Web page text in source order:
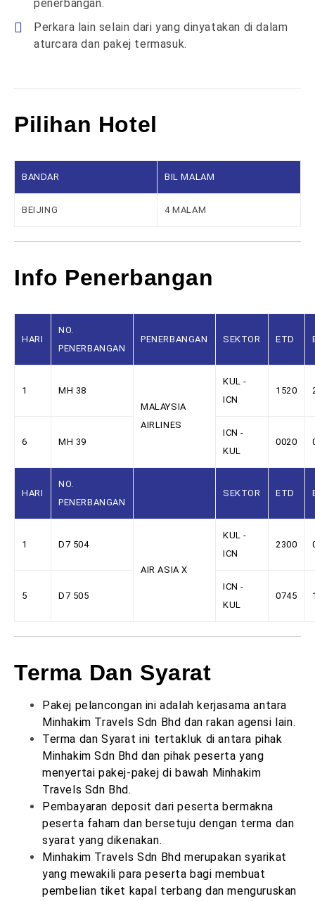
penerbangan.
Perkara lain selain dari yang dinyatakan di dalam
aturcara dan pakej termasuk.
Pilihan Hotel
BANDAR BIL MALAM
BEIJING 4 MALAM
Info Penerbangan
HARI
NO.
PENERBANGAN
PENERBANGAN SEKTOR ETD
1
MH 38
MALAYSIA
AIRLINES
KUL -
ICN
1520
6 MH 39
ICN -
KUL
0020
HARI
NO.
PENERBANGAN
SEKTOR ETD
1 D7 504
AIR ASIA X
KUL -
ICN
2300
5 D7 505
ICN -
KUL
0745
Terma Dan Syarat
Pakej pelancongan ini adalah kerjasama antara
Minhakim Travels Sdn Bhd dan rakan agensi lain.
Terma dan Syarat ini tertakluk di antara pihak
Minhakim Sdn Bhd dan pihak peserta yang
menyertai pakej-pakej di bawah Minhakim
Travels Sdn Bhd.
Pembayaran deposit dari peserta bermakna
peserta faham dan bersetuju dengan terma dan
syarat yang dikenakan.
Minhakim Travels Sdn Bhd merupakan syarikat
yang mewakili para peserta bagi membuat
pembelian tiket kapal terbang dan menguruskan